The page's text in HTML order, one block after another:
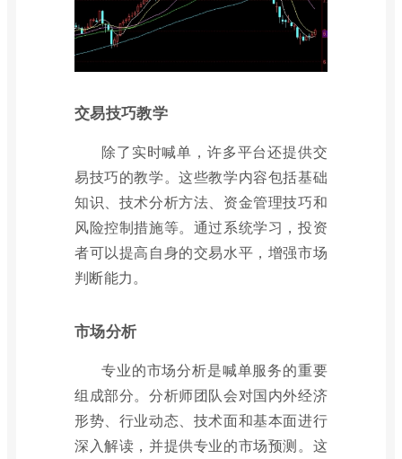
交易技巧教学
除了实时喊单，许多平台还提供交
易技巧的教学。这些教学内容包括基础
知识、技术分析方法、资金管理技巧和
风险控制措施等。通过系统学习，投资
者可以提高自身的交易水平，增强市场
判断能力。
市场分析
专业的市场分析是喊单服务的重要
组成部分。分析师团队会对国内外经济
形势、行业动态、技术面和基本面进行
深入解读，并提供专业的市场预测。这